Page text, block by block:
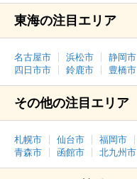
東海の注目エリア
名古屋市 浜松市 静岡市
四日市市
鈴鹿市 豊橋市
その他の注目エリア
札幌市 仙台市 福岡市
青森市
函館市 北九州市